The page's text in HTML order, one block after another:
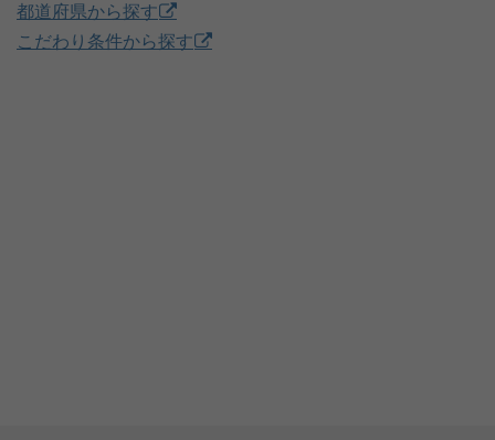
都道府県から探す
こだわり条件から探す